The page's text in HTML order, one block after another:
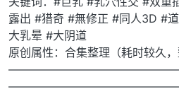
露出 #猎奇 #無修正 #同人3D #
大乳晕 #大阴道
原创属性：合集整理（耗时较久，